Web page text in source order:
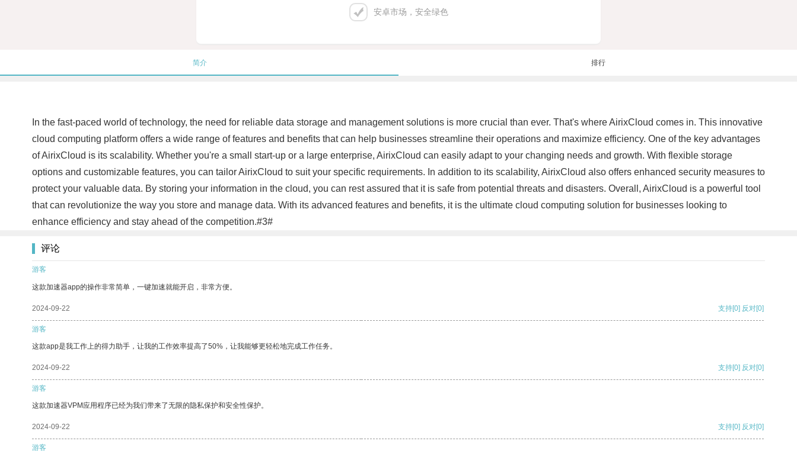
安卓市场，安全绿色
简介 排行
In the fast-paced world of technology, the need for reliable data storage and management solutions is more crucial than ever. That's where AirixCloud comes in. This innovative
cloud computing platform offers a wide range of features and benefits that can help businesses streamline their operations and maximize efficiency. One of the key advantages
of AirixCloud is its scalability. Whether you're a small start-up or a large enterprise, AirixCloud can easily adapt to your changing needs and growth. With flexible storage
options and customizable features, you can tailor AirixCloud to suit your specific requirements. In addition to its scalability, AirixCloud also offers enhanced security measures to
protect your valuable data. By storing your information in the cloud, you can rest assured that it is safe from potential threats and disasters. Overall, AirixCloud is a powerful tool
that can revolutionize the way you store and manage data. With its advanced features and benefits, it is the ultimate cloud computing solution for businesses looking to
enhance efficiency and stay ahead of the competition.#3#
评论
游客
这款加速器app的操作非常简单，一键加速就能开启，非常方便。
2024-09-22 支持[0] 反对[0]
游客
这款app是我工作上的得力助手，让我的工作效率提高了50%，让我能够更轻松地完成工作任务。
2024-09-22 支持[0] 反对[0]
游客
这款加速器VPM应用程序已经为我们带来了无限的隐私保护和安全性保护。
2024-09-22 支持[0] 反对[0]
游客